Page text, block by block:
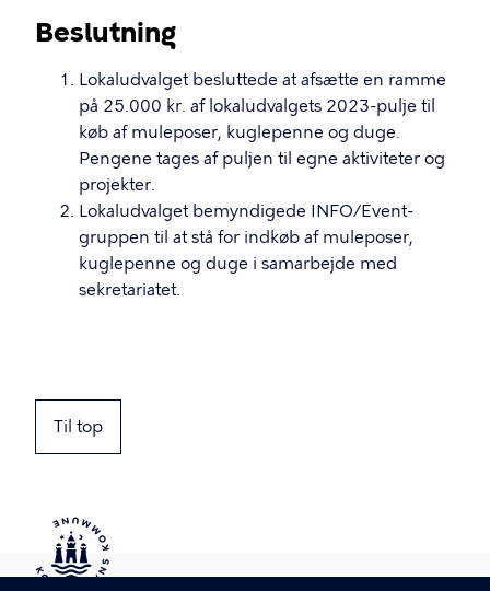
Beslutning
Lokaludvalget besluttede at afsætte en ramme
på 25.000 kr. af lokaludvalgets 2023-pulje til
køb af muleposer, kuglepenne og duge.
Pengene tages af puljen til egne aktiviteter og
projekter.
Lokaludvalget bemyndigede INFO/Event-
gruppen til at stå for indkøb af muleposer,
kuglepenne og duge i samarbejde med
sekretariatet.
Til top